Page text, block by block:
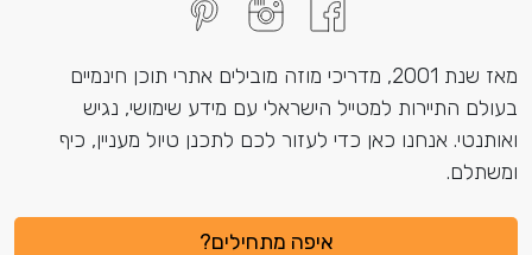
מאז שנת 2001, מדריכי מוזה מובילים אתרי תוכן חינמיים
בעולם התיירות למטייל הישראלי עם מידע שימושי, נגיש
ואותנטי. אנחנו כאן כדי לעזור לכם לתכנן טיול מעניין, כיף
ומשתלם.
איפה מתחילים?